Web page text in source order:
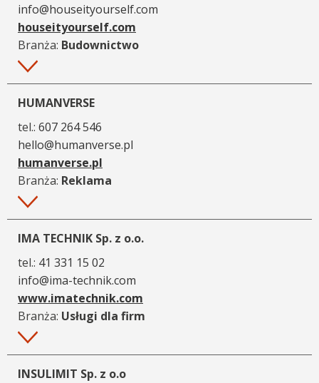
info@houseityourself.com
houseityourself.com
Branża: Budownictwo
Więcej
HUMANVERSE
tel.: 607 264 546
hello@humanverse.pl
humanverse.pl
Branża: Reklama
Więcej
IMA TECHNIK Sp. z o.o.
tel.: 41 331 15 02
info@ima-technik.com
www.imatechnik.com
Branża: Usługi dla firm
Więcej
INSULIMIT Sp. z o.o